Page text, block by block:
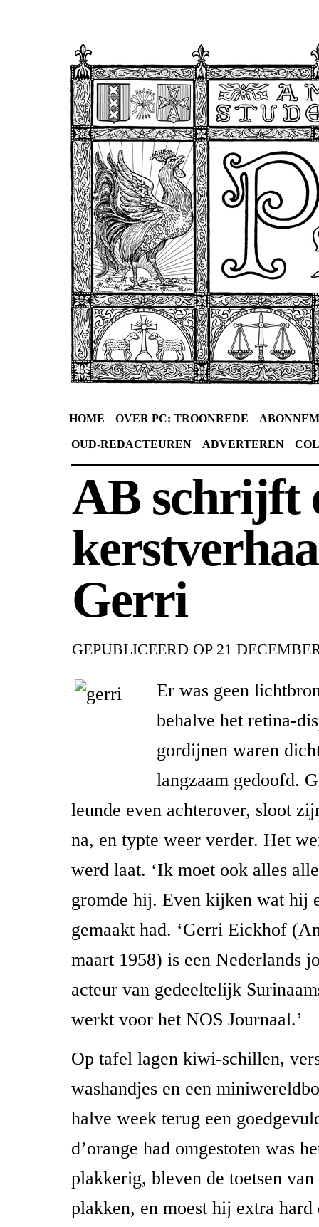
HOME OVER PC: TROONREDE
OUD-REDACTEUREN ADVERTEREN
AB schrijft
Gerri
GEPUBLICEERD OP 21
Er was geen
behalve het retina-
gordijnen waren
langzaam gedoofd.
leunde even achterover, sloot
na, en typte weer verder. Het
werd laat. ‘Ik moet ook alles
gromde hij. Even kijken wat hij
gemaakt had. ‘Gerri Eickhof
maart 1958) is een Nederlands
acteur van gedeeltelijk
werkt voor het NOS Journaal.’
Op tafel lagen kiwi-schillen,
washandjes en een
halve week terug een
d’orange had omgestoten was
plakkerig, bleven de toetsen
plakken, en moest hij extra hard